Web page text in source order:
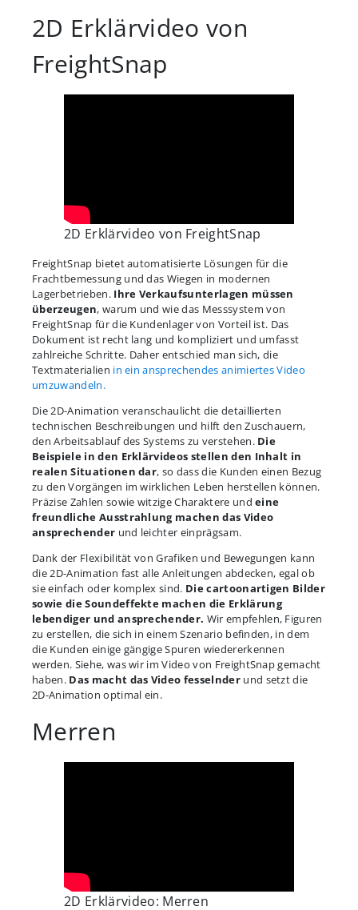
2D Erklärvideo von
FreightSnap
2D Erklärvideo von FreightSnap
FreightSnap bietet automatisierte Lösungen für die
Frachtbemessung und das Wiegen in modernen
Lagerbetrieben.Ihre Verkaufsunterlagen müssen
überzeugen, warum und wie das Messsystem von
FreightSnap für die Kundenlager von Vorteil ist. Das
Dokument ist recht lang und kompliziert und umfasst
zahlreiche Schritte. Daher entschied man sich, die
Textmaterialien in ein ansprechendes animiertes Video
umzuwandeln.
Die 2D-Animation veranschaulicht die detaillierten
technischen Beschreibungen und hilft den Zuschauern,
den Arbeitsablauf des Systems zu verstehen. Die
Beispiele in den Erklärvideos stellen den Inhalt in
realen Situationen dar, so dass die Kunden einen Bezug
zu den Vorgängen im wirklichen Leben herstellen können.
Präzise Zahlen sowie witzige Charaktere undeine
freundliche Ausstrahlung machen das Video
ansprechender und leichter einprägsam.
Dank der Flexibilität von Grafiken und Bewegungen kann
die 2D-Animation fast alle Anleitungen abdecken, egal ob
sie einfach oder komplex sind. Die cartoonartigen Bilder
sowie die Soundeffekte machen die Erklärung
lebendiger und ansprechender. Wir empfehlen, Figuren
zu erstellen, die sich in einem Szenario befinden, in dem
die Kunden einige gängige Spuren wiedererkennen
werden. Siehe, was wir im Video von FreightSnap gemacht
haben. Das macht das Video fesselnder und setzt die
2D-Animation optimal ein.
Merren
2D Erklärvideo: Merren